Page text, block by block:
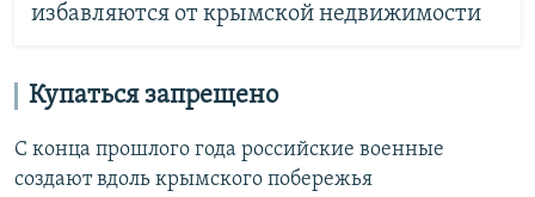
избавляются от крымской недвижимости
Купаться запрещено
С конца прошлого года российские военные
создают вдоль крымского побережья